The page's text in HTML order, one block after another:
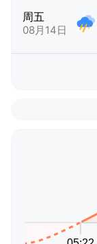
周五
08月14日